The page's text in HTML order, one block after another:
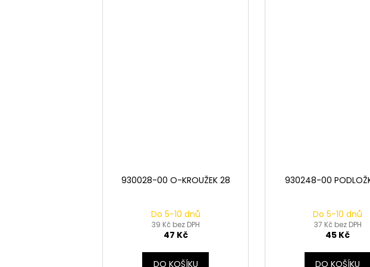
930028-00 O-KROUŽEK 28
Do 5-10 dnů
39 Kč bez DPH
47 Kč
DO KOŠÍKU
930248-00
Do 5-10 dnů
37 Kč bez DPH
45 Kč
DO KOŠÍKU